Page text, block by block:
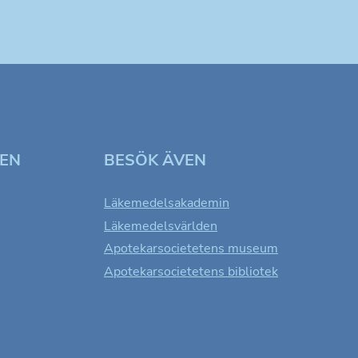
BESÖK ÄVEN
Läkemedelsakademin
Läkemedelsvärlden
Apotekarsocietetens museum
Apotekarsocietetens bibliotek